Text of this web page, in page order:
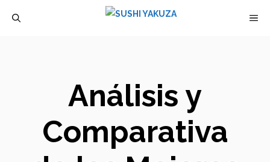
Análisis y
Comparativa